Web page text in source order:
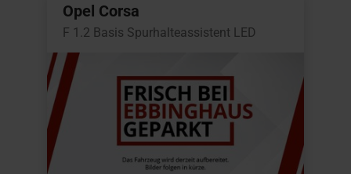
Opel Corsa
F 1.2 Basis Spurhalteassistent LED